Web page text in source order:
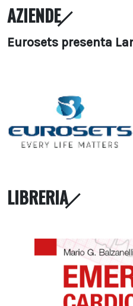
AZIENDE
Eurosets presenta
LIBRERIA